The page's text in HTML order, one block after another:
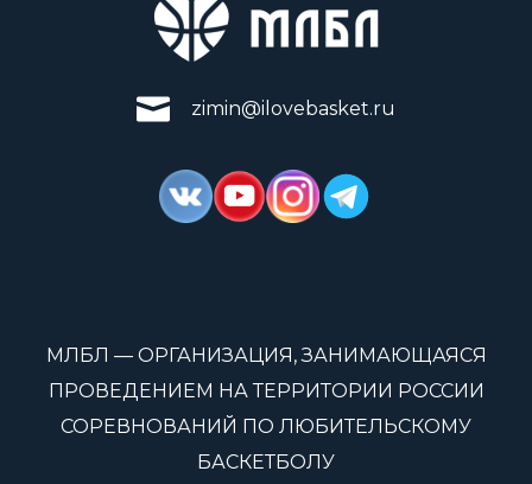
zimin@ilovebasket.ru
МЛБЛ — ОРГАНИЗАЦИЯ, ЗАНИМАЮЩАЯСЯ
ПРОВЕДЕНИЕМ НА ТЕРРИТОРИИ РОССИИ
СОРЕВНОВАНИЙ ПО ЛЮБИТЕЛЬСКОМУ
БАСКЕТБОЛУ